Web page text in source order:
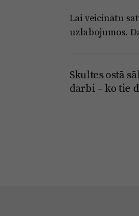
Lai veicinātu
uzlabojumos.
Skultes ostā
darbi – ko tie